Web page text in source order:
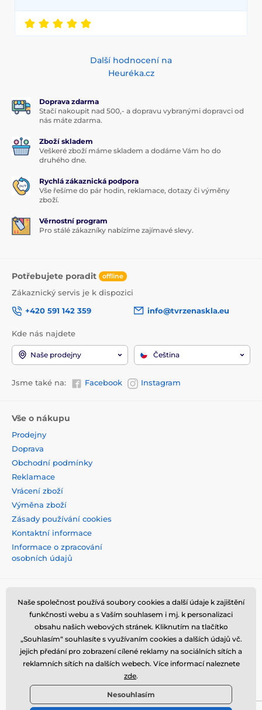
Další hodnocení na
Heuréka.cz
Doprava zdarma
Stačí nakoupit nad 500,- a dopravu vybranými dopravci od
nás máte zdarma.
Zboží skladem
Veškeré zboží máme skladem a dodáme Vám ho do
druhého dne.
Rychlá zákaznická podpora
Vše řešíme do pár hodin, reklamace, dotazy či výměny
zboží.
Věrnostní program
Pro stálé zákazníky nabízíme zajímavé slevy.
Potřebujete poradit offline
Zákaznický servis je k dispozici
+420 591 142 359
info@tvrzenaskla.eu
Kde nás najdete
Naše prodejny Čeština
Jsme také na: Facebook Instagram
Vše o nákupu
Prodejny
Doprava
Obchodní podmínky
Reklamace
Vrácení zboží
Výměna zboží
Zásady používání cookies
Kontaktní informace
Informace o zpracování
osobních údajů
Naše společnost používá soubory cookies a další údaje k zajištění
funkčnosti webu a s Vaším souhlasem i mj. k personalizaci
obsahu našich webových stránek. Kliknutím na tlačítko
„Souhlasím“ souhlasíte s využívaním cookies a dalších údajů vč.
jejich předání pro zobrazení cílené reklamy na sociálních sítích a
reklamních sítích na dalších webech. Více informací naleznete
zde.
Nesouhlasím